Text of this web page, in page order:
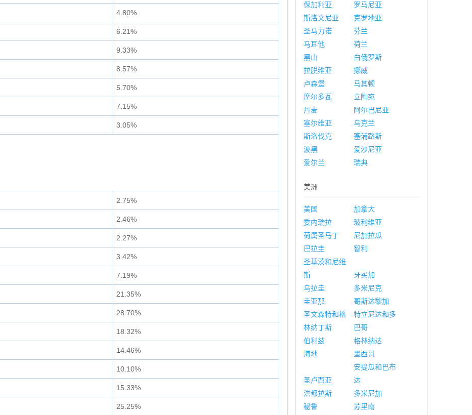
4.80%
6.21%
9.33%
8.57%
5.70%
7.15%
3.05%
2.75%
2.46%
2.27%
3.42%
7.19%
21.35%
28.70%
18.32%
14.46%
10.10%
15.33%
25.25%
保加利亚
罗马尼亚
斯洛文尼亚
克罗地亚
圣马力诺
芬兰
马耳他
荷兰
黑山
白俄罗斯
拉脱维亚
挪威
卢森堡
马其顿
摩尔多瓦
立陶宛
丹麦
阿尔巴尼亚
塞尔维亚
乌克兰
斯洛伐克
塞浦路斯
波黑
爱沙尼亚
爱尔兰
瑞典
美洲
美国
加拿大
委内瑞拉
玻利维亚
荷属圣马丁
尼加拉瓜
巴拉圭
智利
圣基茨和尼维
斯
牙买加
乌拉圭
多米尼克
圭亚那
哥斯达黎加
圣文森特和格
林纳丁斯
特立尼达和多
巴哥
伯利兹
格林纳达
海地
墨西哥
圣卢西亚
安提瓜和巴布
达
洪都拉斯
多米尼加
秘鲁
苏里南